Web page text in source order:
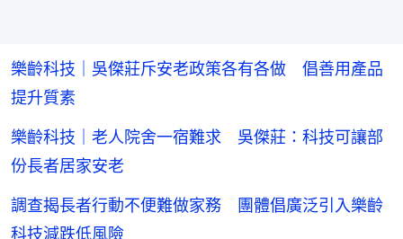
樂齡科技｜吳傑莊斥安老政策各有各做 倡善用產品
提升質素
樂齡科技｜老人院舍一宿難求 吳傑莊：科技可讓部
份長者居家安老
調查揭長者行動不便難做家務 團體倡廣泛引入樂齡
科技減跌低風險